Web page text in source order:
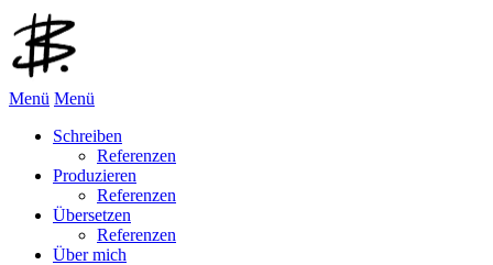
Menü Menü
Schreiben
Referenzen
Produzieren
Referenzen
Übersetzen
Referenzen
Über mich